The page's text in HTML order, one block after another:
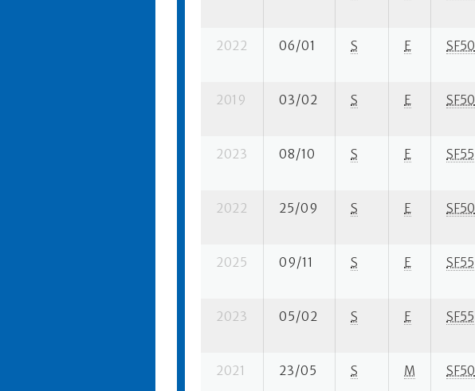
2022 06/01 S E SF50
2019 03/02 S E SF50
2023 08/10 S E SF55
2022 25/09 S E SF50
2025 09/11 S E SF55
2023 05/02 S E SF55
2021 23/05 S M SF50